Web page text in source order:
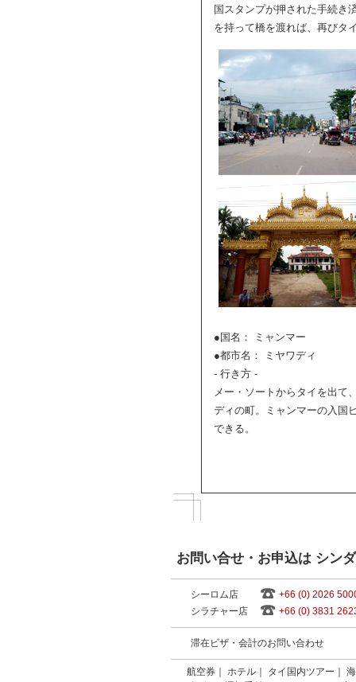
国スタンプが押された手続き
を持って橋を渡れば、再びタ
●国名： ミャンマー
●都市名： ミヤワディ
- 行き方 -
メー・ソートからタイを出て
ディの町。ミャンマーの入国
できる。
お問い合せ・お申込は シン
シーロム店
+66 (0) 2026
シラチャー店
+66 (0) 3831
滞在ビザ・会計のお問い合わせ
航空券 ホテル タイ国内ツアー